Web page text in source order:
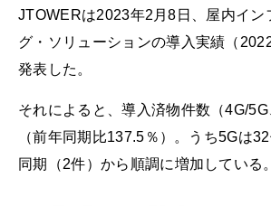
JTOWERは2023年2月8日、屋内イン
グ・ソリューションの導入実績（
発表した。
それによると、導入済物件数（4G/
（前年同期比137.5％）。うち5Gは
同期（2件）から順調に増加している。